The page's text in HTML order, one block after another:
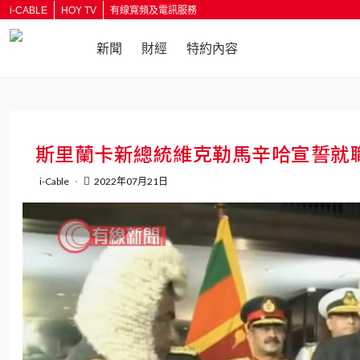
i-CABLE HOY TV 有線寬頻及電訊服務
新聞 財經 特約內容
斯里蘭卡新總統維克勒馬辛哈宣誓就
i-Cable 2022年07月21日